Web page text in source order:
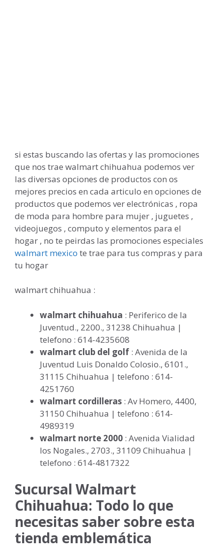
si estas buscando las ofertas y las promociones
que nos trae walmart chihuahua podemos ver
las diversas opciones de productos con os
mejores precios en cada articulo en opciones de
productos que podemos ver electrónicas , ropa
de moda para hombre para mujer , juguetes ,
videojuegos , computo y elementos para el
hogar , no te peirdas las promociones especiales
walmart mexico te trae para tus compras y para
tu hogar
walmart chihuahua :
walmart chihuahua : Periferico de la
Juventud., 2200., 31238 Chihuahua |
telefono : 614-4235608
walmart club del golf : Avenida de la
Juventud Luis Donaldo Colosio., 6101.,
31115 Chihuahua | telefono : 614-
4251760
walmart cordilleras : Av Homero, 4400,
31150 Chihuahua | telefono : 614-
4989319
walmart norte 2000 : Avenida Vialidad
los Nogales., 2703., 31109 Chihuahua |
telefono : 614-4817322
Sucursal Walmart
Chihuahua: Todo lo que
necesitas saber sobre esta
tienda emblemática